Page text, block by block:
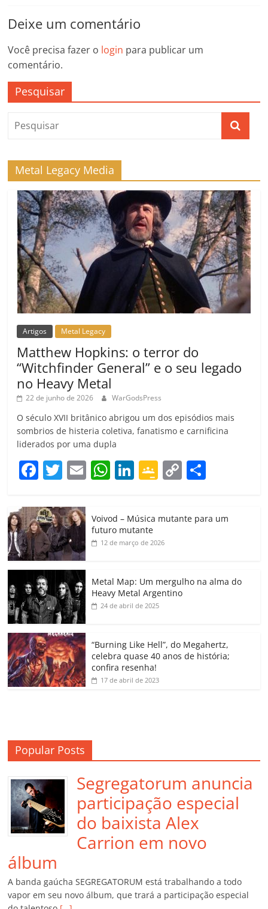
Deixe um comentário
Você precisa fazer o login para publicar um
comentário.
Pesquisar
Metal Legacy Media
Artigos Metal Legacy
Matthew Hopkins: o terror do
“Witchfinder General” e o seu legado
no Heavy Metal
22 de junho de 2026 WarGodsPress
O século XVII britânico abrigou um dos episódios mais
sombrios de histeria coletiva, fanatismo e carnificina
liderados por uma dupla
F
c
e
b
o
o
k
T
itt
er
E
ai
W
at
s
A
p
Li
k
e
dI
G
gl
e
a
ss
o
m
C
y
k
p
h
Voivod – Música mutante para um
futuro mutante
12 de março de 2026
Metal Map: Um mergulho na alma do
Heavy Metal Argentino
24 de abril de 2025
“Burning Like Hell”, do Megahertz,
celebra quase 40 anos de história;
confira resenha!
17 de abril de 2023
Popular Posts
Segregatorum anuncia
participação especial
do baixista Alex
Carrion em novo
álbum
A banda gaúcha SEGREGATORUM está trabalhando a todo
vapor em seu novo álbum, que trará a participação especial